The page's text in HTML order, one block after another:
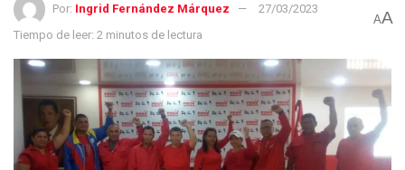
Por: Ingrid Fernández Márquez
27/03/2023
Tiempo de leer: 2 minutos de lectura
AA